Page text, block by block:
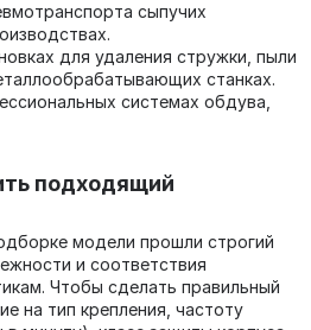
сыпучих
для удаления стружки, пыли
станках.
системах обдува,
подходящий
модели прошли строгий
и соответствия
Чтобы сделать правильный
на тип крепления, частоту